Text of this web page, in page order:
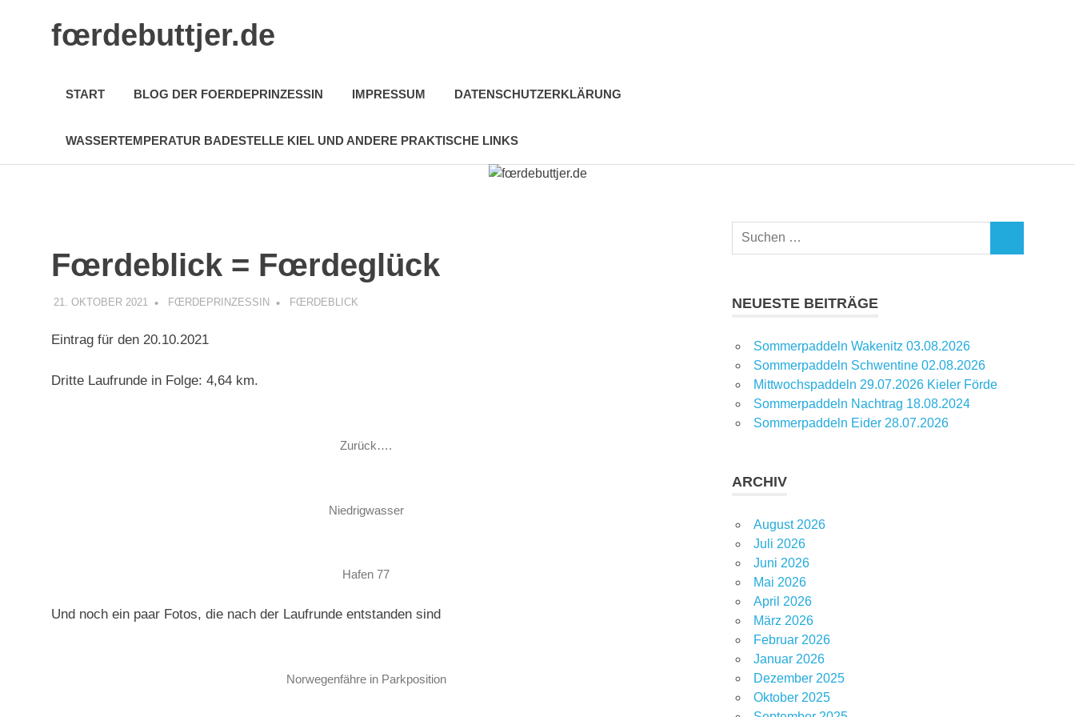
fœrdebuttjer.de
derSTART BLOG DER FOERDEPRINZESSIN IMPRESSUM DATENSCHUTZERKLÄRUNG
WASSERTEMPERATUR BADESTELLE KIEL UND ANDERE PRAKTISCHE LINKS
Fœrdeblick = Fœrdeglück
21. OKTOBER 2021 FŒRDEPRINZESSIN FŒRDEBLICK
Eintrag für den 20.10.2021
Dritte Laufrunde in Folge: 4,64 km.
Zurück….
Niedrigwasser
Hafen 77
Und noch ein paar Fotos, die nach der Laufrunde entstanden sind
Norwegenfähre in Parkposition
Suchen
NEUESTE BEITRÄGE
Sommerpaddeln Wakenitz 03.08.2026
Sommerpaddeln Schwentine 02.08.2026
Mittwochspaddeln 29.07.2026 Kieler Förde
Sommerpaddeln Nachtrag 18.08.2024
Sommerpaddeln Eider 28.07.2026
ARCHIV
August 2026
Juli 2026
Juni 2026
Mai 2026
April 2026
März 2026
Februar 2026
Januar 2026
Dezember 2025
Oktober 2025